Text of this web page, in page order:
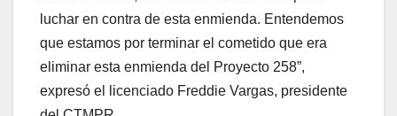
luchar en contra de esta enmienda. Entendemos
que estamos por terminar el cometido que era
eliminar esta enmienda del Proyecto 258”,
expresó el licenciado Freddie Vargas, presidente